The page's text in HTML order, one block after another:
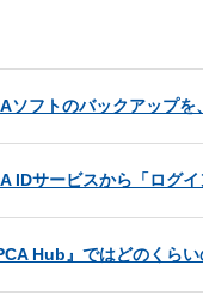
ソフトのバックアップ
IDサービスから「ログ
Hub』ではどのくら